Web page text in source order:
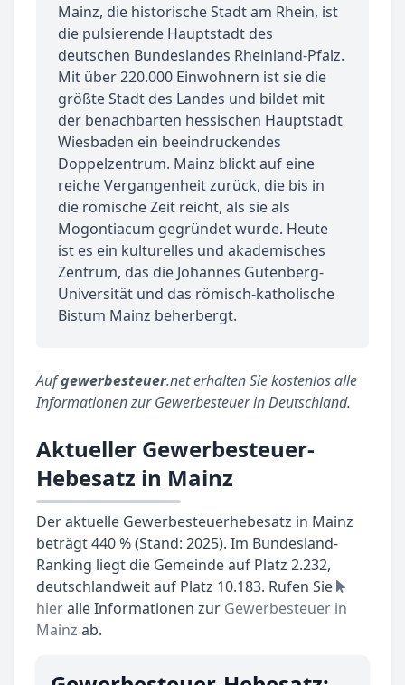
Mainz, die historische Stadt am Rhein, ist
die pulsierende Hauptstadt des
deutschen Bundeslandes Rheinland-Pfalz.
Mit über 220.000 Einwohnern ist sie die
größte Stadt des Landes und bildet mit
der benachbarten hessischen Hauptstadt
Wiesbaden ein beeindruckendes
Doppelzentrum. Mainz blickt auf eine
reiche Vergangenheit zurück, die bis in
die römische Zeit reicht, als sie als
Mogontiacum gegründet wurde. Heute
ist es ein kulturelles und akademisches
Zentrum, das die Johannes Gutenberg-
Universität und das römisch-katholische
Bistum Mainz beherbergt.
Aufgewerbesteuer.net erhalten Sie kostenlos alle
Informationen zur Gewerbesteuer in Deutschland.
Aktueller Gewerbesteuer-
Hebesatz in Mainz
Der aktuelle Gewerbesteuerhebesatz in Mainz
beträgt 440 % (Stand: 2025). Im Bundesland-
Ranking liegt die Gemeinde auf Platz 2.232,
deutschlandweit auf Platz 10.183. Rufen Sie
hieralle Informationen zur Gewerbesteuer in
Mainz ab.